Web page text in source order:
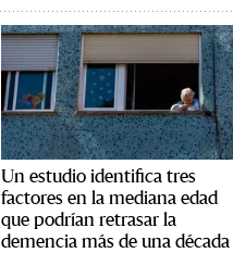
Un estudio identifica tres
factores en la mediana edad
que podrían retrasar la
demencia más de una década